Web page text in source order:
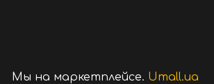
Мы на маркетплейсе. Umall.ua